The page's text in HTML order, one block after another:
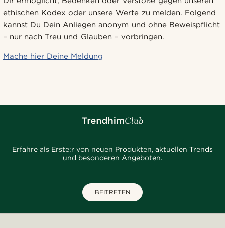
ethischen Kodex oder unsere Werte zu melden. Folgend
kannst Du Dein Anliegen anonym und ohne Beweispflicht
– nur nach Treu und Glauben – vorbringen.
Mache hier Deine Meldung
Erfahre als Erste:r von neuen Produkten, aktuellen Trends
und besonderen Angeboten.
BEITRETEN